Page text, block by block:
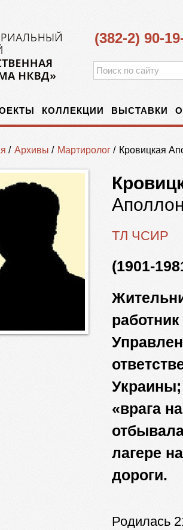
(382-2) 90-
КОЛЛЕКЦИИ ВЫСТАВКИ
/ Архивы / Мартиролог / Кровицкая
ТЛ ЧСИР
(1901-
Украины;
«врага
лагере
дороги.
Родилась